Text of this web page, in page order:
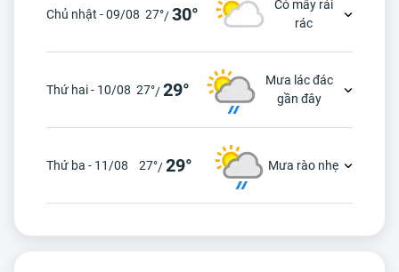
Chủ nhật - 09/08 27°/30°
Có mây rải
rác
Thứ hai - 10/08 27°/29°
Mưa lác đác
gần đây
Thứ ba - 11/08 27°/29° Mưa rào nhẹ